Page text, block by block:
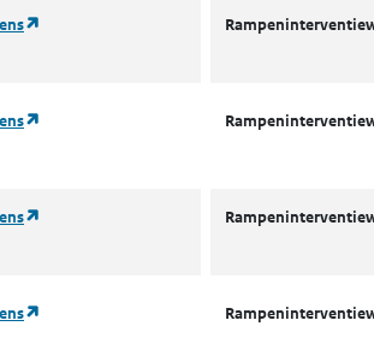
(opent in een nieuw tabblad)
(opent in een nieuw tabblad)
(opent in een nieuw tabblad)
(opent in een nieuw tabblad)